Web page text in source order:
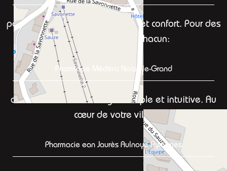
pour concilier sécurité, efficacité et confort. Pour des
conseils adaptés à chacun:
Pharmacie Médéric Noisy-le-Grand
avec une interface en ligne simple et intuitive. Au
cœur de votre ville,
Pharmacie ean Jaurès Aulnoye-Aymeries